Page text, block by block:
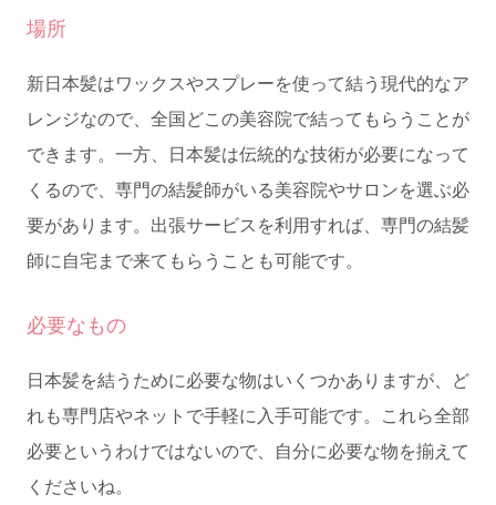
場所
新日本髪はワックスやスプレーを使って結う現代的なア
レンジなので、全国どこの美容院で結ってもらうことが
できます。一方、日本髪は伝統的な技術が必要になって
くるので、専門の結髪師がいる美容院やサロンを選ぶ必
要があります。出張サービスを利用すれば、専門の結髪
師に自宅まで来てもらうことも可能です。
必要なもの
日本髪を結うために必要な物はいくつかありますが、ど
れも専門店やネットで手軽に入手可能です。これら全部
必要というわけではないので、自分に必要な物を揃えて
くださいね。